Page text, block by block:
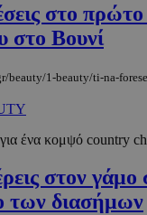
στο
στο Βουνί
beauty/1-beauty/ti-na-
ένα κομψό country
στον
των διασήμων